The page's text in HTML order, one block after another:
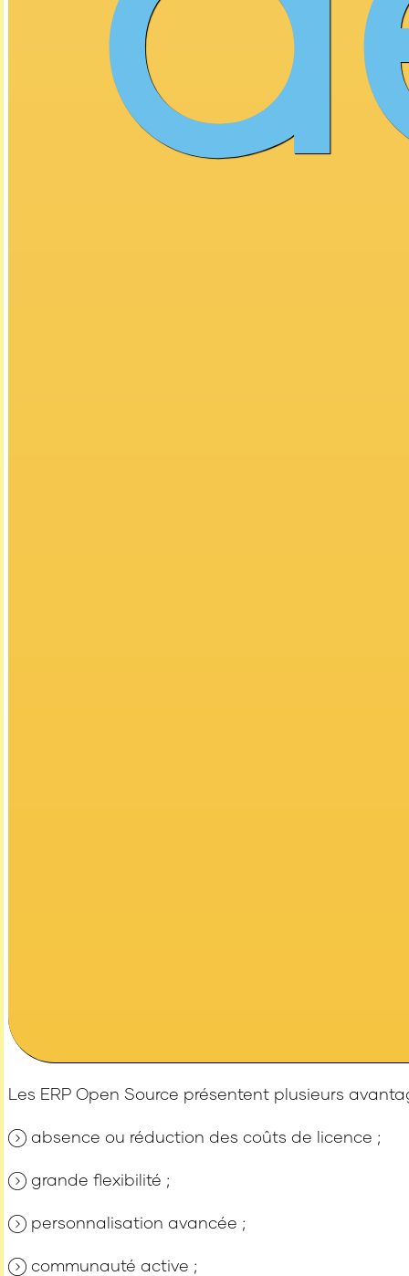
Les ERP Open Source présentent plusieurs
absence ou réduction des coûts de licence ;
grande flexibilité ;
personnalisation avancée ;
communauté active ;